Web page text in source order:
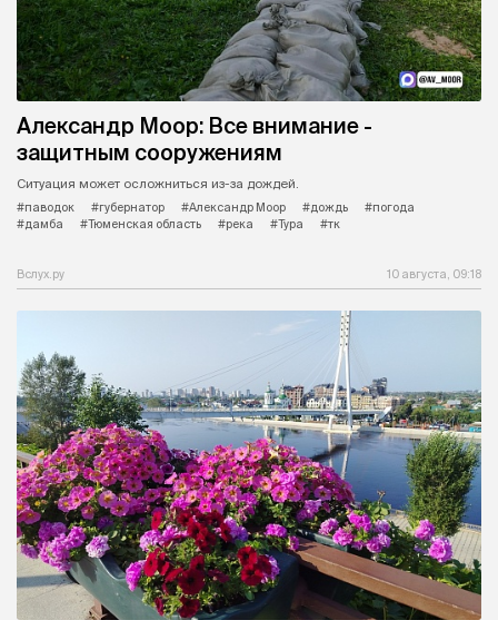
Александр Моор: Все внимание -
защитным сооружениям
Ситуация может осложниться из-за дождей.
#паводок
#губернатор #Александр Моор #дождь
#погода
#дамба
#Тюменская область #река #Тура #тк
Вслух.ру 10 августа, 09:18